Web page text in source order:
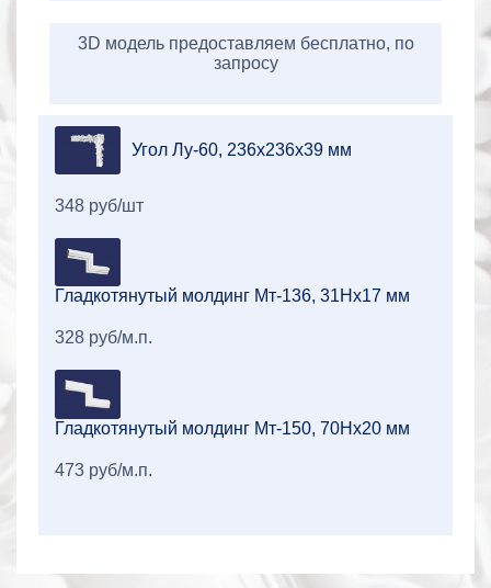
3D модель предоставляем бесплатно, по
запросу
Угол Лу-60, 236х236х39 мм
348 руб/шт
Гладкотянутый молдинг Мт-136, 31Нх17 мм
328 руб/м.п.
Гладкотянутый молдинг Мт-150, 70Hх20 мм
473 руб/м.п.